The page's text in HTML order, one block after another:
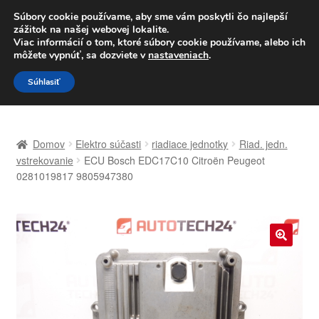
DOPRAVA od 6 EUR
Po–Pi 09:00–16:00 233 221 276
Preskočiť
na
navigáciu
Preskočiť
na
obsah
Celosvetová preprava
Kontakt
Domov Elektro súčasti riadiace jednotky
Riad. jedn.
vstrekovanie
ECU Bosch EDC17C10 Citroën Peugeot
0281019817 9805947380
Súbory cookie používame, aby sme vám poskytli čo najlepší
zážitok na našej webovej lokalite.
Viac informácií o tom, ktoré súbory cookie používame, alebo ich
môžete vypnúť, sa dozviete v nastaveniach.
Súhlasiť